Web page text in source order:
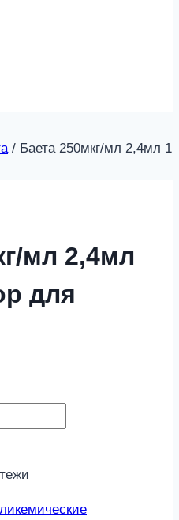
/ Баета 250мкг/мл 2,4мл 1
мл 2,4мл
для